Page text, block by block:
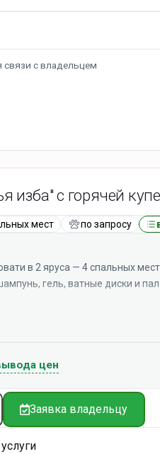
связи с владельцем
изба" с горячей
мест по запросу
в 2 яруса — 4 спальных
гель, ватные диски и
подсолнечное масло, специи
колонка
и шампурами (угли и
платные)
цен
Заявка владельцу